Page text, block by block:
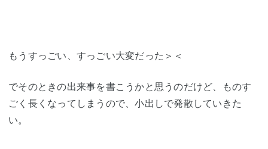
もうすっごい、すっごい大変だった＞＜
でそのときの出来事を書こうかと思うのだけど、ものす
ごく長くなってしまうので、小出しで発散していきた
い。